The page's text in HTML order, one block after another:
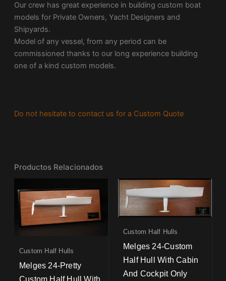
Our crew has great experience in building custom boat
models for Private Owners, Yacht Designers and
Shipyards.
Model of any vessel, from any period can be
commissioned thanks to our long experience building
one of a kind custom models.
Do not hesitate to contact us for a Custom Quote
Productos Relacionados
Custom Half Hulls
Melges 24-Pretty
Custom Half Hull With
Custom Half Hulls
Melges 24-Custom
Half Hull With Cabin
And Cockpit Only